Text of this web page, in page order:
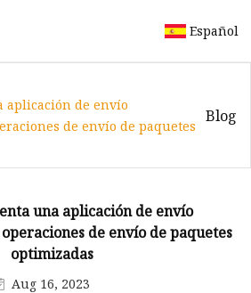
Español
aplicación de envío
de envío de paquetes
Blog
una aplicación de envío
de envío de paquetes
optimizadas
Aug 16, 2023